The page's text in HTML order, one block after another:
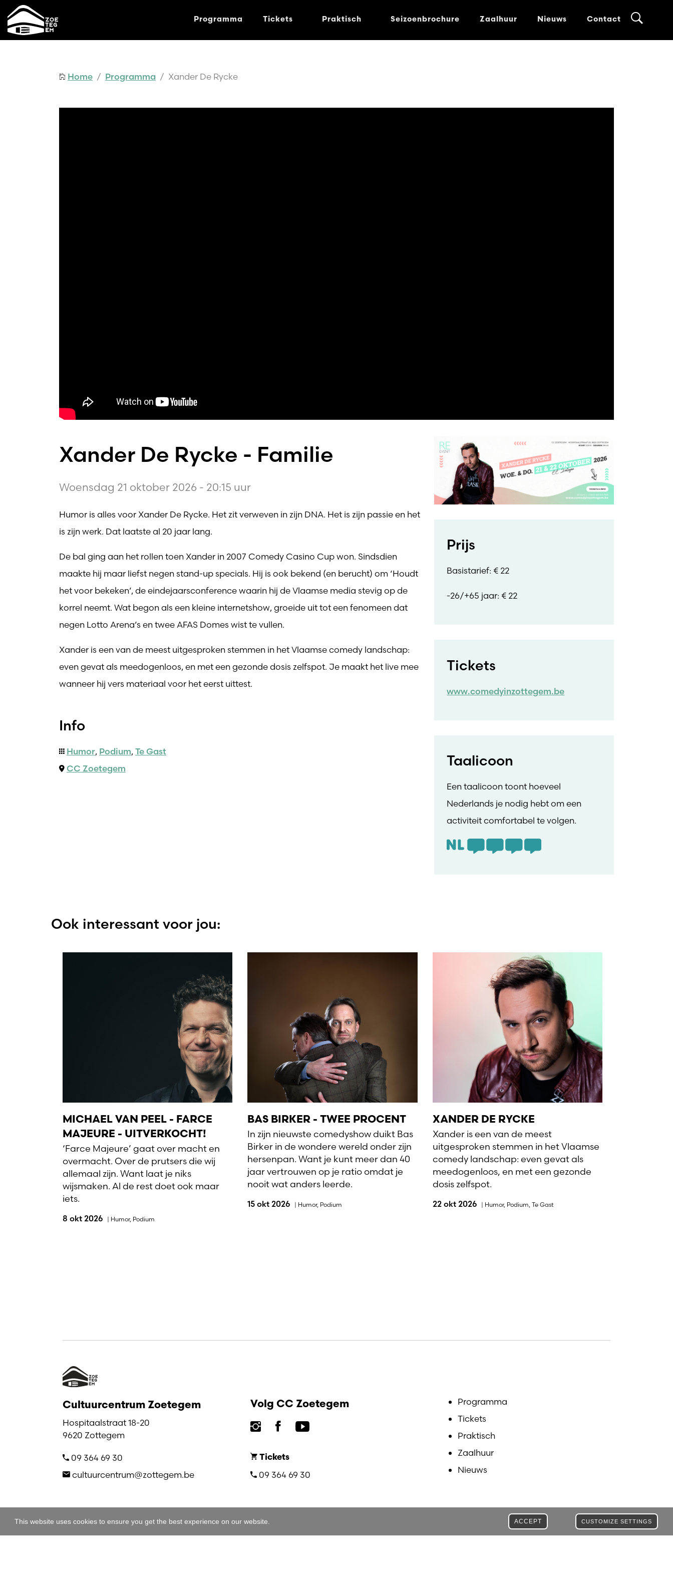
This website uses cookies to ensure you get the best experience on our website. CUSTOMIZE SETTINGS
ACCEPT
Programma Tickets Praktisch Seizoenbrochure Zaalhuur Nieuws Contact
Home / Programma / Xander De Rycke
Xander De Rycke - Familie
Woensdag 21 oktober 2026 - 20:15 uur
Humor is alles voor Xander De Rycke. Het zit verweven in zijn DNA. Het is zijn passie en het
is zijn werk. Dat laatste al 20 jaar lang.
De bal ging aan het rollen toen Xander in 2007 Comedy Casino Cup won. Sindsdien
maakte hij maar liefst negen stand-up specials. Hij is ook bekend (en berucht) om ‘Houdt
het voor bekeken’, de eindejaarsconference waarin hij de Vlaamse media stevig op de
korrel neemt. Wat begon als een kleine internetshow, groeide uit tot een fenomeen dat
negen Lotto Arena’s en twee AFAS Domes wist te vullen.
Xander is een van de meest uitgesproken stemmen in het Vlaamse comedy landschap:
even gevat als meedogenloos, en met een gezonde dosis zelfspot. Je maakt het live mee
wanneer hij vers materiaal voor het eerst uittest.
Info
Humor, Podium,Te Gast
CC Zoetegem
Prijs
Basistarief: € 22
-26/+65 jaar: € 22
Tickets
www.comedyinzottegem.be
Taalicoon
Een taalicoon toont hoeveel
Nederlands je nodig hebt om een
activiteit comfortabel te volgen.
Ook interessant voor jou:
MICHAEL VAN PEEL - FARCE
MAJEURE - UITVERKOCHT!
‘Farce Majeure’ gaat over macht en
overmacht. Over de prutsers die wij
allemaal zijn. Want laat je niks
wijsmaken. Al de rest doet ook maar
iets.
8 okt 2026 | Humor, Podium
BAS BIRKER - TWEE PROCENT
In zijn nieuwste comedyshow duikt Bas
Birker in de wondere wereld onder zijn
hersenpan. Want je kunt meer dan 40
jaar vertrouwen op je ratio omdat je
nooit wat anders leerde.
15 okt 2026 | Humor, Podium
XANDER DE RYCKE
Xander is een van de meest
uitgesproken stemmen in het Vlaamse
comedy landschap: even gevat als
meedogenloos, en met een gezonde
dosis zelfspot.
22 okt 2026 | Humor, Podium, Te Gast
Cultuurcentrum Zoetegem
Hospitaalstraat 18-20
9620 Zottegem
09 364 69 30
cultuurcentrum@zottegem.be
Volg CC Zoetegem
Tickets
09 364 69 30
Programma
Tickets
Praktisch
Zaalhuur
Nieuws